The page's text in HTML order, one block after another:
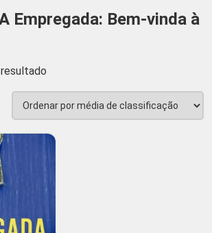
Empregada: Bem-vinda à